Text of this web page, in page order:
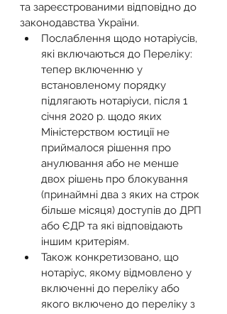
та зареєстрованими відповідно до
законодавства України.
Послаблення щодо нотаріусів,
які включаються до Переліку:
тепер включенню у
встановленому порядку
підлягають нотаріуси, після 1
січня 2020 р. щодо яких
Міністерством юстиції не
приймалося рішення про
анулювання або не менше
двох рішень про блокування
(принаймні два з яких на строк
більше місяця) доступів до ДРП
або ЄДР та які відповідають
іншим критеріям.
Також конкретизовано, що
нотаріус, якому відмовлено у
включенні до переліку або
якого включено до переліку з